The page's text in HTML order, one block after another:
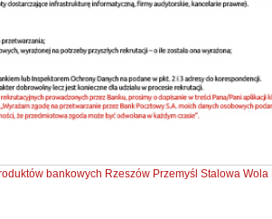
bankowych Rzeszów Przemyśl Stalowa Wola